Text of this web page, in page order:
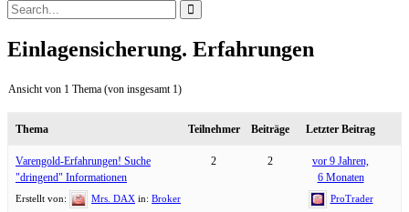
Einlagensicherung. Erfahrungen
Ansicht von 1 Thema (von insgesamt 1)
Thema Teilnehmer Beiträge Letzter Beitrag
Varengold-Erfahrungen! Suche
"dringend" Informationen
Erstellt von: Mrs. DAX in: Broker
2 2
vor 9 Jahren,
6 Monaten
ProTrader